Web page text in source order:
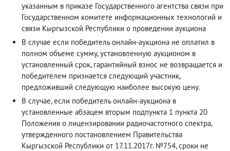
указанным в приказе Государственного агентства связи при
Государственном комитете информационных технологий и
связи Кыргызской Республики о проведении аукциона
В случае если победитель онлайн-аукциона не оплатил в
полном объеме сумму, установленную аукционом в
установленный срок, гарантийный взнос не возвращается и
победителем признается следующий участник,
предложивший следующую наиболее высокую цену.
В случае, если победитель онлайн-аукциона в
установленные абзацем вторым подпункта 1 пункта 20
Положения о лицензировании радиочастотного спектра,
утвержденного постановлением Правительства
Кыргызской Республики от 17.11.2017г. №754, сроки не